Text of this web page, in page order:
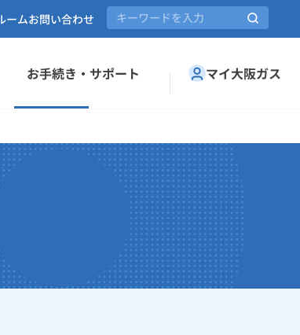
お手続き・サポート マイ大阪ガス
ームお問い合わせ